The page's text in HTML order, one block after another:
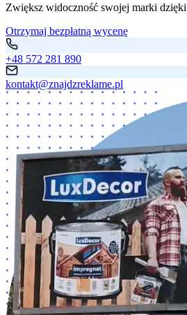
Zwiększ widoczność swojej marki
Otrzymaj bezpłatną wycenę
+48 572 281 890
kontakt@znajdzreklame.pl